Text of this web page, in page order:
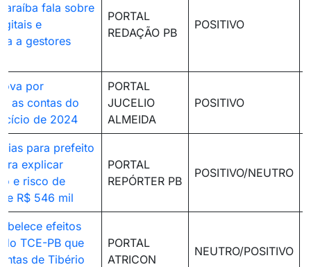
fala sobre
e
a gestores
PORTAL
REDAÇÃO PB
POSITIVO
por
as contas do
de 2024
PORTAL
JUCELIO
ALMEIDA
POSITIVO
para prefeito
explicar
e risco de
R$ 546 mil
PORTAL
REPÓRTER PB
POSITIVO/NEUTRO
efeitos
TCE-PB que
de Tibério
PORTAL
ATRICON
NEUTRO/POSITIVO